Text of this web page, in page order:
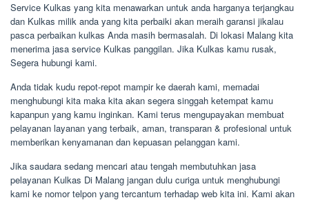
Service Kulkas yang kita menawarkan untuk anda harganya terjangkau
dan Kulkas milik anda yang kita perbaiki akan meraih garansi jikalau
pasca perbaikan kulkas Anda masih bermasalah. Di lokasi Malang kita
menerima jasa service Kulkas panggilan. Jika Kulkas kamu rusak,
Segera hubungi kami.
Anda tidak kudu repot-repot mampir ke daerah kami, memadai
menghubungi kita maka kita akan segera singgah ketempat kamu
kapanpun yang kamu inginkan. Kami terus mengupayakan membuat
pelayanan layanan yang terbaik, aman, transparan & profesional untuk
memberikan kenyamanan dan kepuasan pelanggan kami.
Jika saudara sedang mencari atau tengah membutuhkan jasa
pelayanan Kulkas Di Malang jangan dulu curiga untuk menghubungi
kami ke nomor telpon yang tercantum terhadap web kita ini. Kami akan